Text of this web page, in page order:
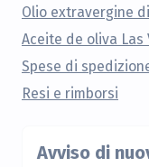
Olio extravergine
Aceite de oliva
Spese di
Resi e rimborsi
Avviso di